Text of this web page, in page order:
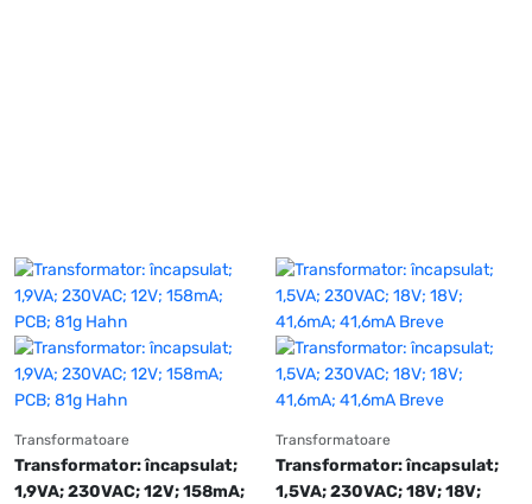
Transformatoare
Transformator: încapsulat;
1,9VA; 230VAC; 12V; 158mA;
Transformatoare
Transformator: încapsulat;
1,5VA; 230VAC; 18V; 18V;